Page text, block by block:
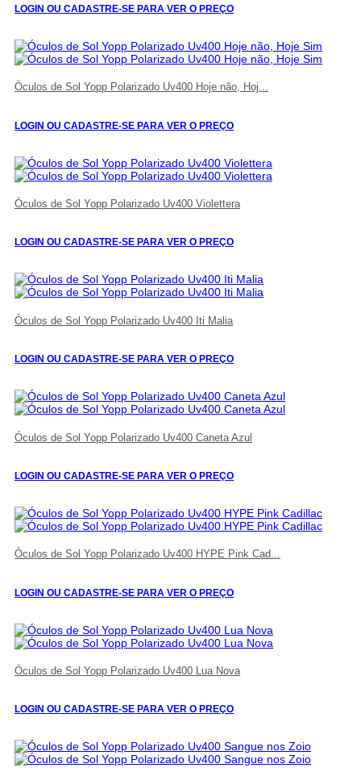
LOGIN OU CADASTRE-SE PARA VER O PREÇO
Óculos de Sol Yopp Polarizado Uv400 Hoje não, Hoj...
LOGIN OU CADASTRE-SE PARA VER O PREÇO
Óculos de Sol Yopp Polarizado Uv400 Violettera
LOGIN OU CADASTRE-SE PARA VER O PREÇO
Óculos de Sol Yopp Polarizado Uv400 Iti Malia
LOGIN OU CADASTRE-SE PARA VER O PREÇO
Óculos de Sol Yopp Polarizado Uv400 Caneta Azul
LOGIN OU CADASTRE-SE PARA VER O PREÇO
Óculos de Sol Yopp Polarizado Uv400 HYPE Pink Cad...
LOGIN OU CADASTRE-SE PARA VER O PREÇO
Óculos de Sol Yopp Polarizado Uv400 Lua Nova
LOGIN OU CADASTRE-SE PARA VER O PREÇO